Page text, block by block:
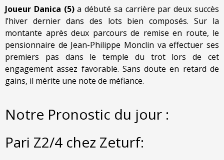
Joueur Danica (5)a débuté sa carrière par deux succès
l’hiver dernier dans des lots bien composés. Sur la
montante après deux parcours de remise en route, le
pensionnaire de Jean-Philippe Monclin va effectuer ses
premiers pas dans le temple du trot lors de cet
engagement assez favorable. Sans doute en retard de
gains, il mérite une note de méfiance.
Notre Pronostic du jour :
Pari Z2/4 chez Zeturf: